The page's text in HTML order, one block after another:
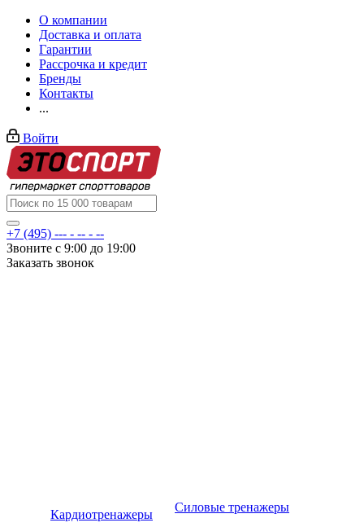
О компании
Доставка и оплата
Гарантии
Рассрочка и кредит
Бренды
Контакты
...
Войти
+7 (495) --- - -- - --
Звоните с 9:00 до 19:00
Заказать звонок
Кардиотренажеры
Силовые тренажеры